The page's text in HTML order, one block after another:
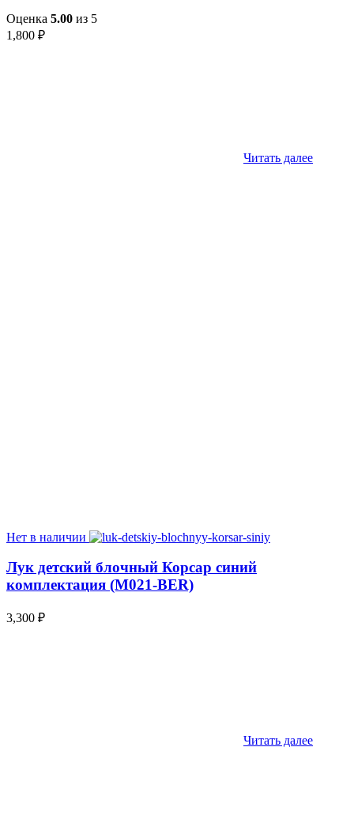
Оценка 5.00 из 5
1,800 ₽
Читать далее
Нет в наличии
Лук детский блочный Корсар синий
комплектация (M021-BER)
3,300 ₽
Читать далее